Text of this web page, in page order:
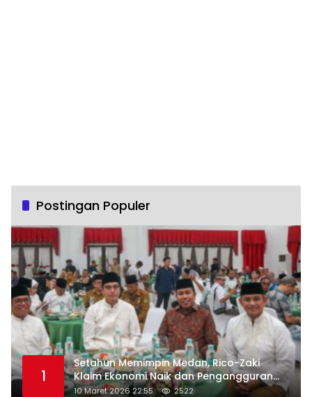
Postingan Populer
1
Setahun Memimpin Medan, Rico-Zaki
Klaim Ekonomi Naik dan Pengangguran
Turun
10 Maret 2026 22:55 2522